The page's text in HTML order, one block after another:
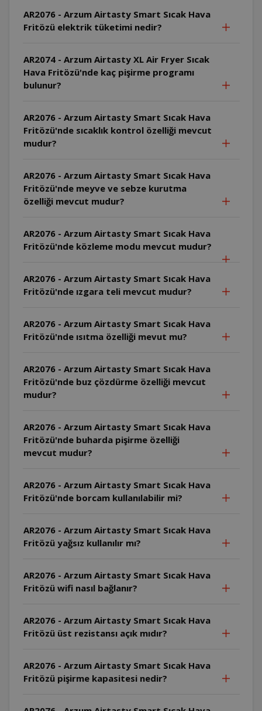
AR2076 - Arzum Airtasty Smart Sıcak Hava
Fritözü elektrik tüketimi nedir?
AR2074 - Arzum Airtasty XL Air Fryer Sıcak
Hava Fritözü'nde kaç pişirme programı
bulunur?
AR2076 - Arzum Airtasty Smart Sıcak Hava
Fritözü'nde sıcaklık kontrol özelliği mevcut
mudur?
AR2076 - Arzum Airtasty Smart Sıcak Hava
Fritözü'nde meyve ve sebze kurutma
özelliği mevcut mudur?
AR2076 - Arzum Airtasty Smart Sıcak Hava
Fritözü'nde közleme modu mevcut mudur?
AR2076 - Arzum Airtasty Smart Sıcak Hava
Fritözü'nde ızgara teli mevcut mudur?
AR2076 - Arzum Airtasty Smart Sıcak Hava
Fritözü'nde ısıtma özelliği mevut mu?
AR2076 - Arzum Airtasty Smart Sıcak Hava
Fritözü'nde buz çözdürme özelliği mevcut
mudur?
AR2076 - Arzum Airtasty Smart Sıcak Hava
Fritözü'nde buharda pişirme özelliği
mevcut mudur?
AR2076 - Arzum Airtasty Smart Sıcak Hava
Fritözü'nde borcam kullanılabilir mi?
AR2076 - Arzum Airtasty Smart Sıcak Hava
Fritözü yağsız kullanılır mı?
AR2076 - Arzum Airtasty Smart Sıcak Hava
Fritözü wifi nasıl bağlanır?
AR2076 - Arzum Airtasty Smart Sıcak Hava
Fritözü üst rezistansı açık mıdır?
AR2076 - Arzum Airtasty Smart Sıcak Hava
Fritözü pişirme kapasitesi nedir?